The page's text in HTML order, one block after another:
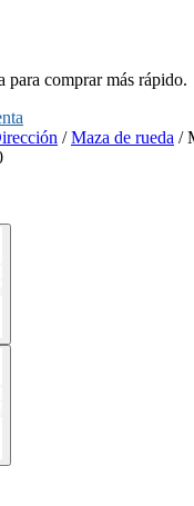
para comprar más rápido.
/Maza de rueda /